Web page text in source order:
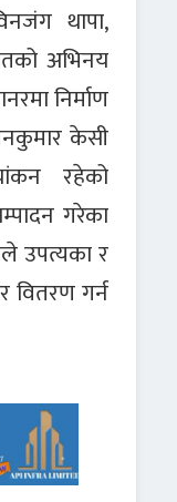
थापा,
अभिनय
निर्माण
केसी
रहेको
गरेका
उपत्यका र
वितरण गर्न